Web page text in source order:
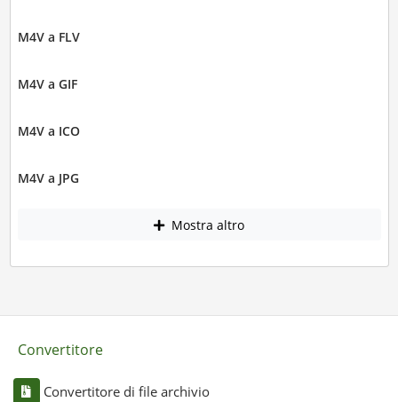
M4V a FLV
M4V a GIF
M4V a ICO
M4V a JPG
Mostra altro
Convertitore
Convertitore di file archivio